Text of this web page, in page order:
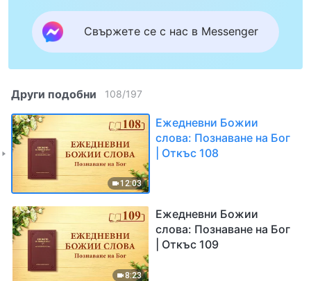
Свържете се с нас в Messenger
Други подобни 108/197
12:03
Ежедневни Божии
слова: Познаване на Бог
| Откъс 108
8:23
Ежедневни Божии
слова: Познаване на Бог
| Откъс 109